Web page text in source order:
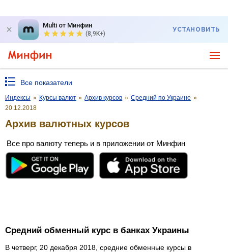
Multi от Минфин
(8,9K+)
УСТАНОВИТЬ
Все показатели
Индексы » Курсы валют » Архив курсов » Средний по Украине »
20.12.2018
Архив валютных курсов
Все про валюту теперь и в приложении от Минфин
Средний обменный курс в банках Украины
В четверг, 20 декабря 2018, средние обменные курсы в